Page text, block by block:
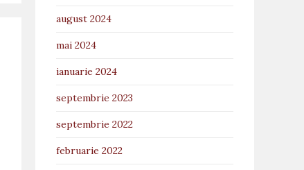
august 2024
mai 2024
ianuarie 2024
septembrie 2023
septembrie 2022
februarie 2022